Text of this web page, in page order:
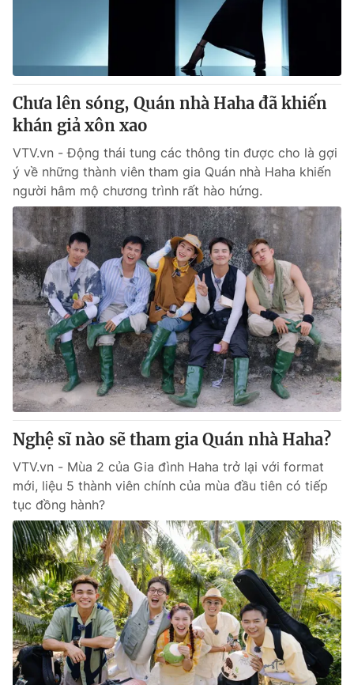
Chưa lên sóng, Quán nhà Haha đã khiến
khán giả xôn xao
VTV.vn - Động thái tung các thông tin được cho là gợi
ý về những thành viên tham gia Quán nhà Haha khiến
người hâm mộ chương trình rất hào hứng.
Nghệ sĩ nào sẽ tham gia Quán nhà Haha?
VTV.vn - Mùa 2 của Gia đình Haha trở lại với format
mới, liệu 5 thành viên chính của mùa đầu tiên có tiếp
tục đồng hành?